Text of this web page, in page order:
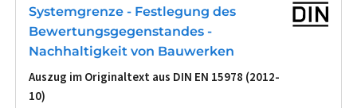
Systemgrenze - Festlegung des
Bewertungsgegenstandes -
Nachhaltigkeit von Bauwerken
Auszug im Originaltext aus DIN EN 15978 (2012-
10)